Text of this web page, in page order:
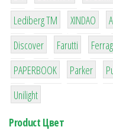
3
Lediberg ТМ
3
XINDAO
64
Discover
299
Farutti
4
8
PAPERBOOK
6
Parker
1
Unilight
Product Цвет